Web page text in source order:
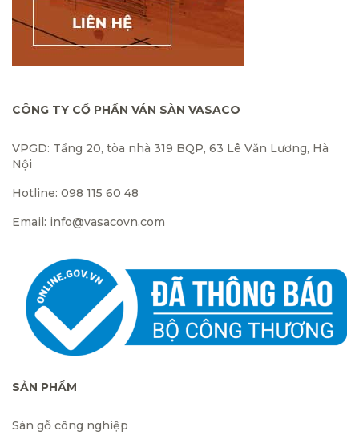
CÔNG TY CỔ PHẦN VÁN SÀN VASACO
VPGD: Tầng 20, tòa nhà 319 BQP, 63 Lê Văn Lương, Hà
Nội
Hotline: 098 115 60 48
Email: info@vasacovn.com
SẢN PHẨM
Sàn gỗ công nghiệp